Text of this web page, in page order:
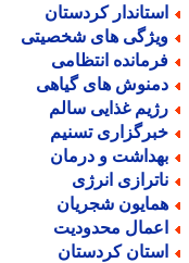
کردستان
های شخصیتی
انتظامی
های گیاهی
غذایی سالم
تسنیم
و درمان
انرژی
شجریان
محدودیت
کردستان